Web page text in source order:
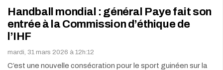
Handball mondial : général Paye fait son
entrée à la Commission d’éthique de
l’IHF
mardi, 31 mars 2026 à 12h:12
C’est une nouvelle consécration pour le sport guinéen sur la